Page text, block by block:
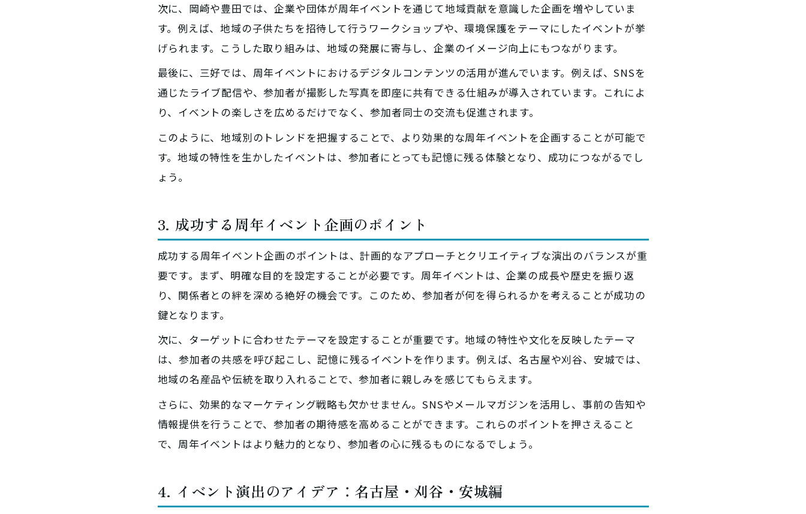
次に、岡崎や豊田では、企業や団体が周年イベントを通じて地域貢献を意識した企画を増やしていま
す。例えば、地域の子供たちを招待して行うワークショップや、環境保護をテーマにしたイベントが挙
げられます。こうした取り組みは、地域の発展に寄与し、企業のイメージ向上にもつながります。
最後に、三好では、周年イベントにおけるデジタルコンテンツの活用が進んでいます。例えば、SNSを
通じたライブ配信や、参加者が撮影した写真を即座に共有できる仕組みが導入されています。これによ
り、イベントの楽しさを広めるだけでなく、参加者同士の交流も促進されます。
このように、地域別のトレンドを把握することで、より効果的な周年イベントを企画することが可能で
す。地域の特性を生かしたイベントは、参加者にとっても記憶に残る体験となり、成功につながるでし
ょう。
3. 成功する周年イベント企画のポイント
成功する周年イベント企画のポイントは、計画的なアプローチとクリエイティブな演出のバランスが重
要です。まず、明確な目的を設定することが必要です。周年イベントは、企業の成長や歴史を振り返
り、関係者との絆を深める絶好の機会です。このため、参加者が何を得られるかを考えることが成功の
鍵となります。
次に、ターゲットに合わせたテーマを設定することが重要です。地域の特性や文化を反映したテーマ
は、参加者の共感を呼び起こし、記憶に残るイベントを作ります。例えば、名古屋や刈谷、安城では、
地域の名産品や伝統を取り入れることで、参加者に親しみを感じてもらえます。
さらに、効果的なマーケティング戦略も欠かせません。SNSやメールマガジンを活用し、事前の告知や
情報提供を行うことで、参加者の期待感を高めることができます。これらのポイントを押さえること
で、周年イベントはより魅力的となり、参加者の心に残るものになるでしょう。
4. イベント演出のアイデア：名古屋・刈谷・安城編